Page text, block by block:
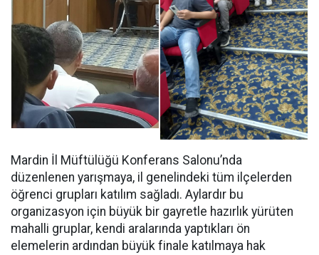
Mardin İl Müftülüğü Konferans Salonu’nda
düzenlenen yarışmaya, il genelindeki tüm ilçelerden
öğrenci grupları katılım sağladı. Aylardır bu
organizasyon için büyük bir gayretle hazırlık yürüten
mahalli gruplar, kendi aralarında yaptıkları ön
elemelerin ardından büyük finale katılmaya hak